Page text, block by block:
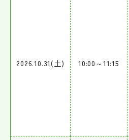
2026.10.31(土) 10:00～11:15